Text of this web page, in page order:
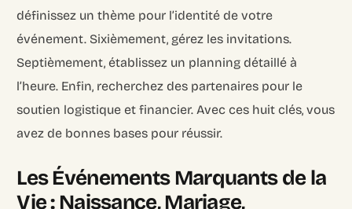
définissez un thème pour l’identité de votre
événement. Sixièmement, gérez les invitations.
Septièmement, établissez un planning détaillé à
l’heure. Enfin, recherchez des partenaires pour le
soutien logistique et financier. Avec ces huit clés, vous
avez de bonnes bases pour réussir.
Les Événements Marquants de la
Vie : Naissance, Mariage,